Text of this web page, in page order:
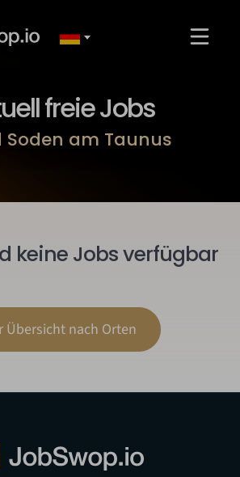
freie Jobs
Soden am Taunus
keine Jobs verfügbar
Übersicht nach Orten